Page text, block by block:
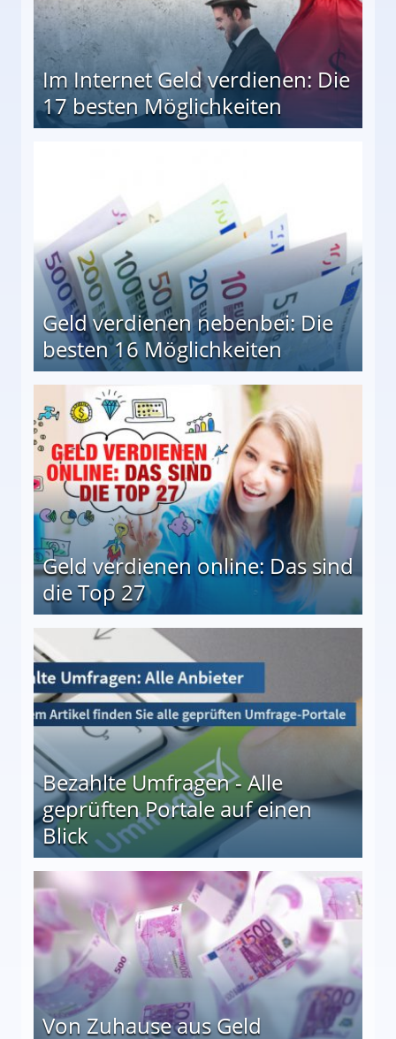
Im Internet Geld verdienen: Die
17 besten Möglichkeiten
Geld verdienen nebenbei: Die
besten 16 Möglichkeiten
Geld verdienen online: Das sind
die Top 27
Bezahlte Umfragen - Alle
geprüften Portale auf einen
Blick
auf einen Blick
Von Zuhause aus Geld